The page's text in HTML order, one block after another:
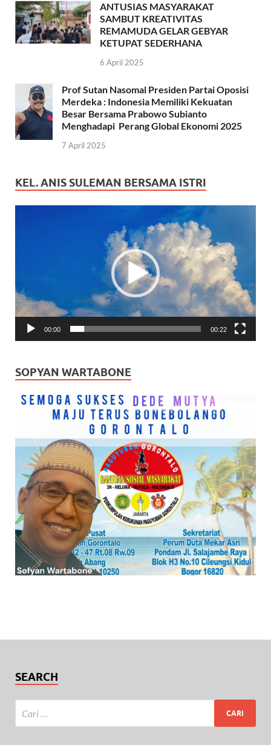
ANTUSIAS MASYARAKAT
SAMBUT KREATIVITAS
REMAMUDA GELAR GEBYAR
KETUPAT SEDERHANA
6 April 2025
Prof Sutan Nasomal Presiden Partai Oposisi
Merdeka : Indonesia Memiliki Kekuatan
Besar Bersama Prabowo Subianto
Menghadapi Perang Global Ekonomi 2025
7 April 2025
KEL. ANIS SULEMAN BERSAMA ISTRI
00:00 00:22
SOPYAN WARTABONE
SEARCH